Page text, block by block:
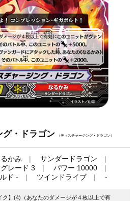
グ・ドラゴン （ディスチャージング・ドラゴン）
かみ
サンダードラゴン
グレード 3
パワー 10000
ド - ツインドライブ -
ク】(4)（あなたのダメージが４枚以上で有